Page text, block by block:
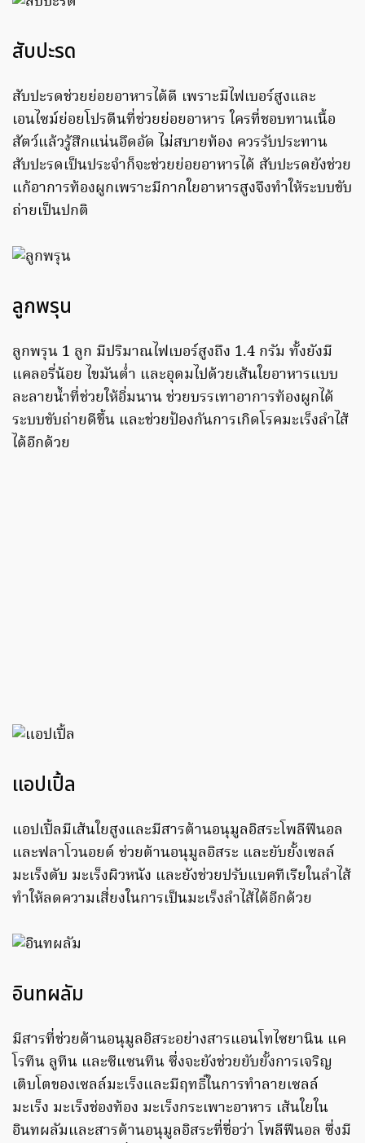
สับปะรด
สับปะรดช่วยย่อยอาหารได้ดี เพราะมีไฟเบอร์สูงและ
เอนไซม์ย่อยโปรตีนที่ช่วยย่อยอาหาร ใครที่ชอบทานเนื้อ
สัตว์แล้วรู้สึกแน่นอึดอัด ไม่สบายท้อง ควรรับประทาน
สับปะรดเป็นประจำก็จะช่วยย่อยอาหารได้ สับปะรดยังช่วย
แก้อาการท้องผูกเพราะมีกากใยอาหารสูงจึงทำให้ระบบขับ
ถ่ายเป็นปกติ
ลูกพรุน
ลูกพรุน 1 ลูก มีปริมาณไฟเบอร์สูงถึง 1.4 กรัม ทั้งยังมี
แคลอรี่น้อย ไขมันต่ำ และอุดมไปด้วยเส้นใยอาหารแบบ
ละลายน้ำที่ช่วยให้อิ่มนาน ช่วยบรรเทาอาการท้องผูกได้
ระบบขับถ่ายดีขึ้น และช่วยป้องกันการเกิดโรคมะเร็งลำไส้
ได้อีกด้วย
แอปเปิ้ล
แอปเปิ้ลมีเส้นใยสูงและมีสารต้านอนุมูลอิสระโพลีฟีนอล
และฟลาโวนอยด์ ช่วยต้านอนุมูลอิสระ และยับยั้งเซลล์
มะเร็งตับ มะเร็งผิวหนัง และยังช่วยปรับแบคทีเรียในลำไส้
ทำให้ลดความเสี่ยงในการเป็นมะเร็งลำไส้ได้อีกด้วย
อินทผลัม
มีสารที่ช่วยต้านอนุมูลอิสระอย่างสารแอนโทไซยานิน แค
โรทีน ลูทีน และซีแซนทีน ซึ่งจะยังช่วยยับยั้งการเจริญ
เติบโตของเซลล์มะเร็งและมีฤทธิ์ในการทำลายเซลล์
มะเร็ง มะเร็งช่องท้อง มะเร็งกระเพาะอาหาร เส้นใยใน
อินทผลัมและสารต้านอนุมูลอิสระที่ชื่อว่า โพลีฟีนอล ซึ่งมี